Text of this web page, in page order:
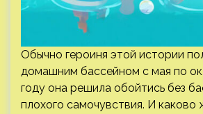
Обычно героиня этой истории
домашним бассейном с мая по
году она решила обойтись без
плохого самочувствия. И каково